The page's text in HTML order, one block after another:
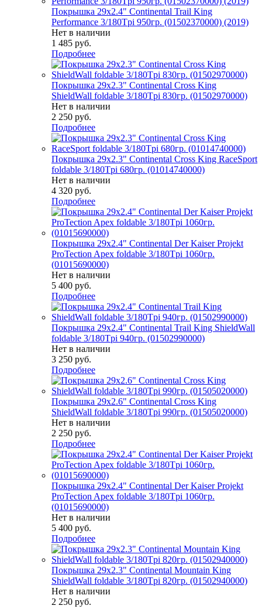
Покрышка 29x2.4" Continental Trail King
Performance 3/180Tpi 950гр. (01502370000) (2019)
Нет в наличии
1 485 руб.
Подробнее
Покрышка 29x2.3" Continental Cross King
ShieldWall foldable 3/180Tpi 830гр. (01502970000)
Нет в наличии
2 250 руб.
Подробнее
Покрышка 29x2.3" Continental Cross King RaceSport
foldable 3/180Tpi 680гр. (01014740000)
Нет в наличии
4 320 руб.
Подробнее
Покрышка 29x2.4" Continental Der Kaiser Projekt
ProTection Apex foldable 3/180Tpi 1060гр.
(01015690000)
Нет в наличии
5 400 руб.
Подробнее
Покрышка 29x2.4" Continental Trail King ShieldWall
foldable 3/180Tpi 940гр. (01502990000)
Нет в наличии
3 250 руб.
Подробнее
Покрышка 29x2.6" Continental Cross King
ShieldWall foldable 3/180Tpi 990гр. (01505020000)
Нет в наличии
2 250 руб.
Подробнее
Покрышка 29x2.4" Continental Der Kaiser Projekt
ProTection Apex foldable 3/180Tpi 1060гр.
(01015690000)
Нет в наличии
5 400 руб.
Подробнее
Покрышка 29x2.3" Continental Mountain King
ShieldWall foldable 3/180Tpi 820гр. (01502940000)
Нет в наличии
2 250 руб.